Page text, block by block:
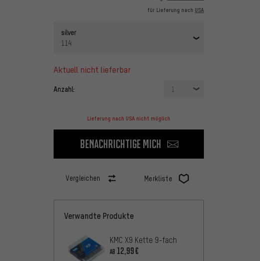
für Lieferung nach USA
silver
114
aktuell nicht lieferbar
Anzahl: 1
Lieferung nach USA nicht möglich
Benachrichtige mich
Vergleichen Merkliste
Verwandte Produkte
KMC X9 Kette 9-fach
AB 12,99€